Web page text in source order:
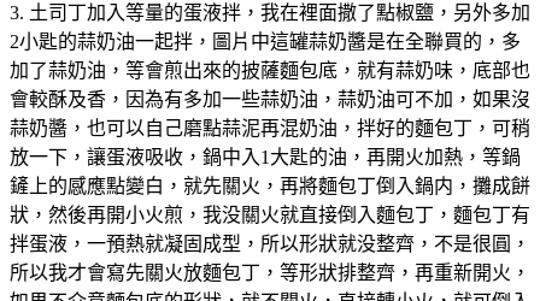
3. 土司丁加入等量的蛋液拌，我在裡面撒了點椒鹽，另外多加
2小匙的蒜奶油一起拌，圖片中這罐蒜奶醬是在全聯買的，多
加了蒜奶油，等會煎出來的披薩麵包底，就有蒜奶味，底部也
會較酥及香，因為有多加一些蒜奶油，蒜奶油可不加，如果沒
蒜奶醬，也可以自己磨點蒜泥再混奶油，拌好的麵包丁，可稍
放一下，讓蛋液吸收，鍋中入1大匙的油，再開火加熱，等鍋
鏟上的感應點變白，就先關火，再將麵包丁倒入鍋内，攤成餅
狀，然後再開小火煎，我没關火就直接倒入麵包丁，麵包丁有
拌蛋液，一預熱就凝固成型，所以形狀就没整齊，不是很圓，
所以我才會寫先關火放麵包丁，等形狀排整齊，再重新開火，